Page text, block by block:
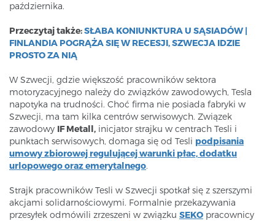
października.
Przeczytaj także:SŁABA KONIUNKTURA U SĄSIADÓW |
FINLANDIA POGRĄŻA SIĘ W RECESJI, SZWECJA IDZIE
PROSTO ZA NIĄ
W Szwecji, gdzie większość pracowników sektora
motoryzacyjnego należy do związków zawodowych, Tesla
napotyka na trudności. Choć firma nie posiada fabryki w
Szwecji, ma tam kilka centrów serwisowych. Związek
zawodowy IF Metall, inicjator strajku w centrach Tesli i
punktach serwisowych, domaga się od Tesli podpisania
umowy zbiorowej regulującej warunki płac, dodatku
urlopowego oraz emerytalnego.
Strajk pracowników Tesli w Szwecji spotkał się z szerszymi
akcjami solidarnościowymi. Formalnie przekazywania
przesyłek odmówili zrzeszeni w związku SEKO pracownicy